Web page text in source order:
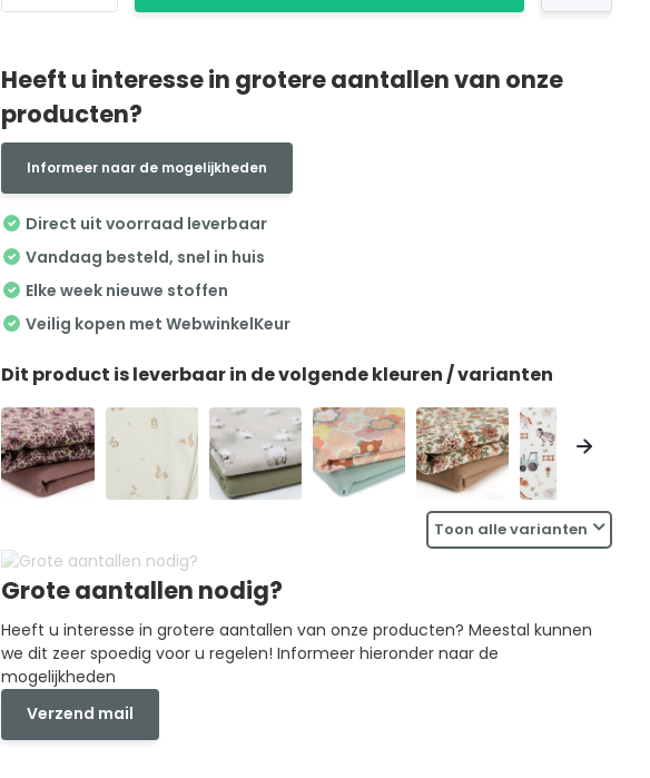
Heeft u interesse in grotere aantallen van onze
producten?
Informeer naar de mogelijkheden
Direct uit voorraad leverbaar
Vandaag besteld, snel in huis
Elke week nieuwe stoffen
Veilig kopen met WebwinkelKeur
Dit product is leverbaar in de volgende kleuren / varianten
Toon alle varianten
Grote aantallen nodig?
Heeft u interesse in grotere aantallen van onze producten? Meestal kunnen
we dit zeer spoedig voor u regelen! Informeer hieronder naar de
mogelijkheden
Verzend mail